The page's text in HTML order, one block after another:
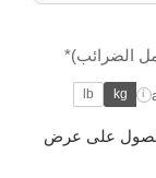
i
kg
lb
على عرض